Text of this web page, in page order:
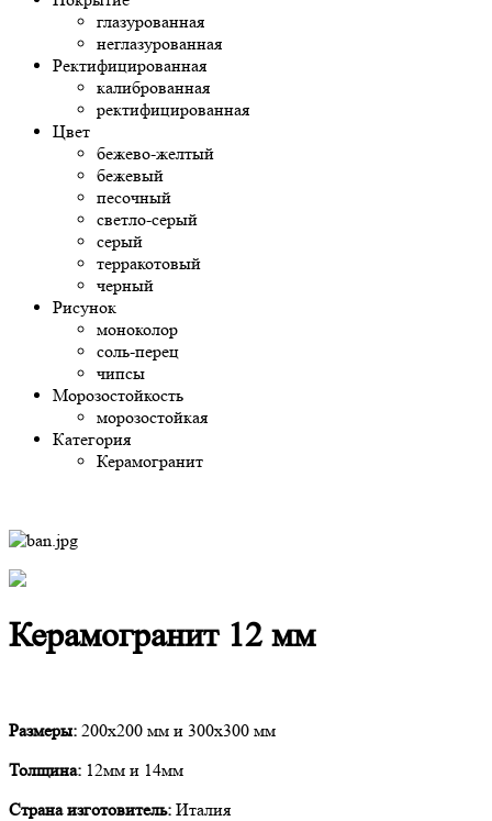
глазурованная
неглазурованная
Ректифицированная
калиброванная
ректифицированная
Цвет
бежево-желтый
бежевый
песочный
светло-серый
серый
терракотовый
черный
Рисунок
моноколор
соль-перец
чипсы
Морозостойкость
морозостойкая
Категория
Керамогранит
Керамогранит 12 мм
Размеры: 200х200 мм и 300х300 мм
Толщина: 12мм и 14мм
Страна изготовитель: Италия